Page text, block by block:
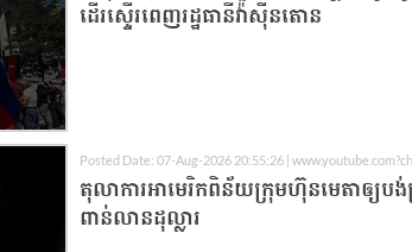
ដើរ​ស្ទើរ​ពេញ​​រដ្ឋធានី​វ៉ាស៊ីនតោន
Posted Date: 07-Aug-2026 20:55:26 |
តុលាការអាមេរិកពិន័យក្រុមហ៊ុនមេតាឲ្យបង់
ពាន់លានដុល្លារ